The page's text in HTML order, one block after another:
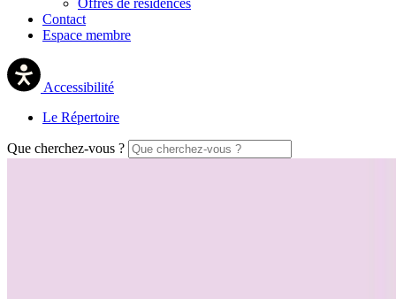
Offres de résidences
Contact
Espace membre
Accessibilité
Le Répertoire
Que cherchez-vous ?